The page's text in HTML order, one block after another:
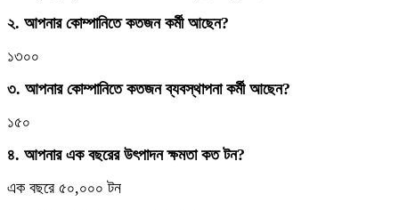
২. আপনার কোম্পানিতে কতজন কর্মী আছেন?
১৩০০
৩. আপনার কোম্পানিতে কতজন ব্যবস্থাপনা কর্মী আছেন?
১৫০
৪. আপনার এক বছরের উৎপাদন ক্ষমতা কত টন?
এক বছরে ৫০,০০০ টন